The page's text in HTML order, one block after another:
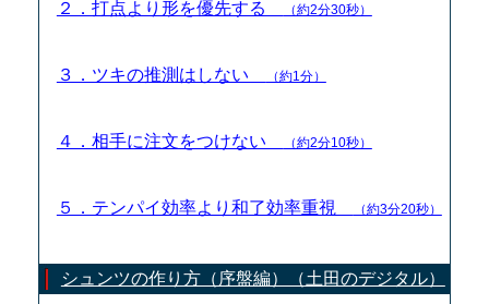
２．打点より形を優先する （約2分30秒）
３．ツキの推測はしない （約1分）
４．相手に注文をつけない （約2分10秒）
５．テンパイ効率より和了効率重視 （約3分20秒）
シュンツの作り方（序盤編）（土田のデジタル）